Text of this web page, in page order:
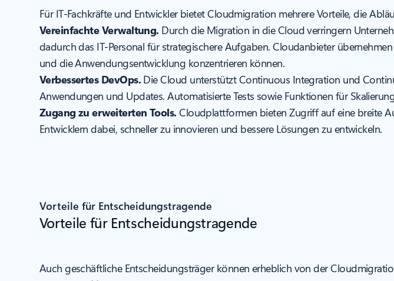
Für IT-Fachkräfte und Entwickler bietet Cloudmigration mehrere Vorteile, die
Vereinfachte Verwaltung. Durch die Migration in die Cloud verringern
dadurch das IT-Personal für strategischere Aufgaben. Cloudanbieter
und die Anwendungsentwicklung konzentrieren können.
Verbessertes DevOps. Die Cloud unterstützt Continuous Integration und
Anwendungen und Updates. Automatisierte Tests sowie Funktionen für
Zugang zu erweiterten Tools. Cloudplattformen bieten Zugriff auf eine breite
Entwicklern dabei, schneller zu innovieren und bessere Lösungen zu entwickeln.
Vorteile für Entscheidungstragende
Vorteile für Entscheidungstragende
Auch geschäftliche Entscheidungsträger können erheblich von der